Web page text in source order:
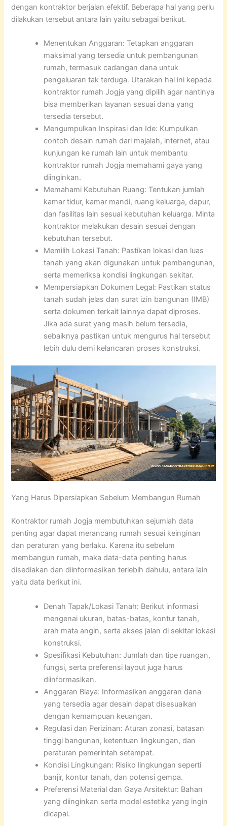
dengan kontraktor berjalan efektif. Beberapa hal yang perlu
dilakukan tersebut antara lain yaitu sebagai berikut.
Menentukan Anggaran: Tetapkan anggaran
maksimal yang tersedia untuk pembangunan
rumah, termasuk cadangan dana untuk
pengeluaran tak terduga. Utarakan hal ini kepada
kontraktor rumah Jogja yang dipilih agar nantinya
bisa memberikan layanan sesuai dana yang
tersedia tersebut.
Mengumpulkan Inspirasi dan Ide: Kumpulkan
contoh desain rumah dari majalah, internet, atau
kunjungan ke rumah lain untuk membantu
kontraktor rumah Jogja memahami gaya yang
diinginkan.
Memahami Kebutuhan Ruang: Tentukan jumlah
kamar tidur, kamar mandi, ruang keluarga, dapur,
dan fasilitas lain sesuai kebutuhan keluarga. Minta
kontraktor melakukan desain sesuai dengan
kebutuhan tersebut.
Memilih Lokasi Tanah: Pastikan lokasi dan luas
tanah yang akan digunakan untuk pembangunan,
serta memeriksa kondisi lingkungan sekitar.
Mempersiapkan Dokumen Legal: Pastikan status
tanah sudah jelas dan surat izin bangunan (IMB)
serta dokumen terkait lainnya dapat diproses.
Jika ada surat yang masih belum tersedia,
sebaiknya pastikan untuk mengurus hal tersebut
lebih dulu demi kelancaran proses konstruksi.
Yang Harus Dipersiapkan Sebelum Membangun Rumah
Kontraktor rumah Jogja membutuhkan sejumlah data
penting agar dapat merancang rumah sesuai keinginan
dan peraturan yang berlaku. Karena itu sebelum
membangun rumah, maka data-data penting harus
disediakan dan diinformasikan terlebih dahulu, antara lain
yaitu data berikut ini.
Denah Tapak/Lokasi Tanah: Berikut informasi
mengenai ukuran, batas-batas, kontur tanah,
arah mata angin, serta akses jalan di sekitar lokasi
konstruksi.
Spesifikasi Kebutuhan: Jumlah dan tipe ruangan,
fungsi, serta preferensi layout juga harus
diinformasikan.
Anggaran Biaya: Informasikan anggaran dana
yang tersedia agar desain dapat disesuaikan
dengan kemampuan keuangan.
Regulasi dan Perizinan: Aturan zonasi, batasan
tinggi bangunan, ketentuan lingkungan, dan
peraturan pemerintah setempat.
Kondisi Lingkungan: Risiko lingkungan seperti
banjir, kontur tanah, dan potensi gempa.
Preferensi Material dan Gaya Arsitektur: Bahan
yang diinginkan serta model estetika yang ingin
dicapai.